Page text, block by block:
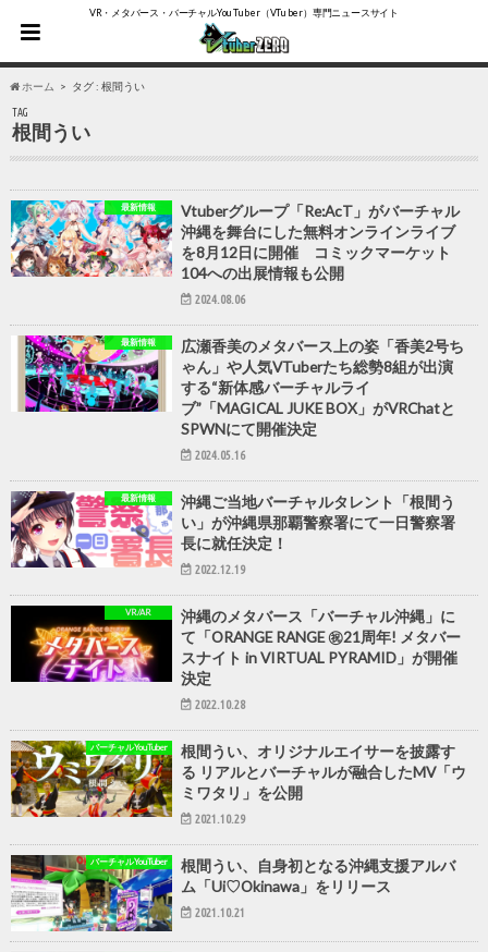
VR・メタバース・バーチャルYouTuber（VTuber）専門ニュースサイト
ホーム タグ : 根間うい
TAG
根間うい
最新情報
Vtuberグループ「Re:AcT」がバーチャル
沖縄を舞台にした無料オンラインライブ
を8月12日に開催 コミックマーケット
104への出展情報も公開
2024.08.06
最新情報
広瀬香美のメタバース上の姿「香美2号ち
ゃん」や人気VTuberたち総勢8組が出演
する“新体感バーチャルライ
ブ”「MAGICAL JUKE BOX」がVRChatと
SPWNにて開催決定
2024.05.16
最新情報
沖縄ご当地バーチャルタレント「根間う
い」が沖縄県那覇警察署にて一日警察署
長に就任決定！
2022.12.19
VR/AR
沖縄のメタバース「バーチャル沖縄」に
て「ORANGE RANGE ㊗21周年! メタバー
スナイト in VIRTUAL PYRAMID」が開催
決定
2022.10.28
バーチャルYouTuber
根間うい、オリジナルエイサーを披露す
る リアルとバーチャルが融合したMV「ウ
ミワタリ」を公開
2021.10.29
バーチャルYouTuber
根間うい、自身初となる沖縄支援アルバ
ム「Ui♡Okinawa」をリリース
2021.10.21